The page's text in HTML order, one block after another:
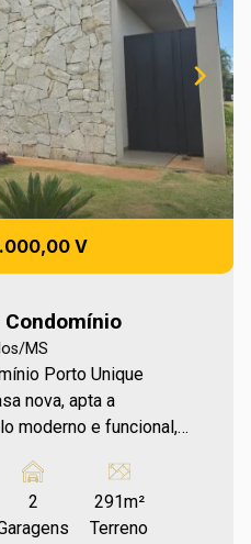
V
Condomínio
MS
Porto Unique
nova, apta a
moderno e funcional,
dos condomínios mais
em um
padrão, o Porto
2
291m²
Terreno